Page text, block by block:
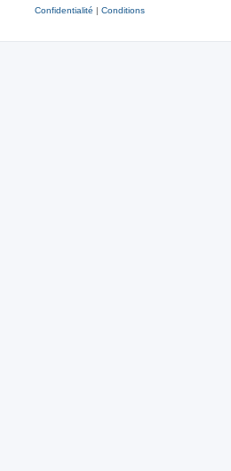
Confidentialité | Conditions